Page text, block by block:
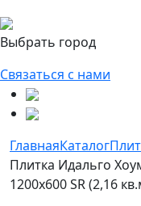
Выбрать город
Связаться с нами
ГлавнаяКаталог
Плитка Идальго
1200x600 SR (2,16